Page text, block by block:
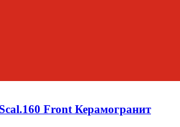
Front Керамогранит